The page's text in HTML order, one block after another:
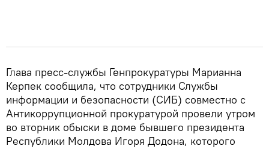
Глава пресс-службы Генпрокуратуры Марианна
Керпек сообщила, что сотрудники Службы
информации и безопасности (СИБ) совместно с
Антикоррупционной прокуратурой провели утром
во вторник обыски в доме бывшего президента
Республики Молдова Игоря Додона, которого